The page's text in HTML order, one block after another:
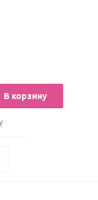
В корзину